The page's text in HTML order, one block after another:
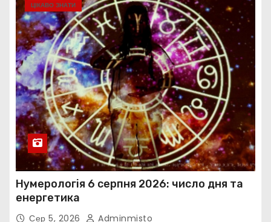
ЦІКАВО ЗНАТИ
Нумерологія 6 серпня 2026: число дня та
енергетика
Сер 5, 2026 Adminmisto